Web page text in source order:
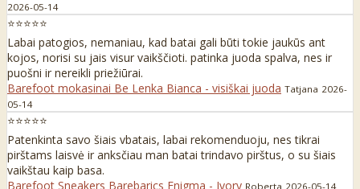
2026-05-14
⭐⭐⭐⭐⭐
Labai patogios, nemaniau, kad batai gali būti tokie jaukūs ant
kojos, norisi su jais visur vaikščioti. patinka juoda spalva, nes ir
puošni ir nereikli priežiūrai.
Barefoot mokasinai Be Lenka Bianca - visiškai juoda Tatjana 2026-
05-14
⭐⭐⭐⭐⭐
Patenkinta savo šiais vbatais, labai rekomenduoju, nes tikrai
pirštams laisvė ir anksčiau man batai trindavo pirštus, o su šiais
vaikštau kaip basa.
Barefoot Sneakers Barebarics Enigma - Ivory Roberta 2026-05-14